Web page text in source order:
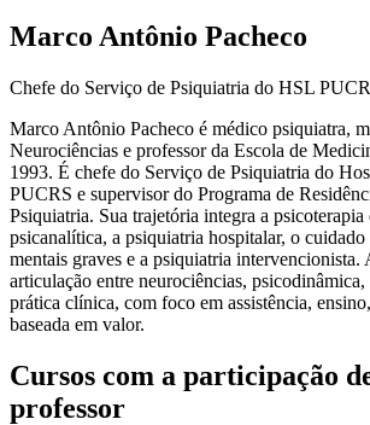
Marco Antônio Pacheco
Chefe do Serviço de Psiquiatria do HSL
Marco Antônio Pacheco é médico psiquiatra,
Neurociências e professor da Escola de
1993. É chefe do Serviço de Psiquiatria do
PUCRS e supervisor do Programa de
Psiquiatria. Sua trajetória integra a psicoterapia
psicanalítica, a psiquiatria hospitalar, o cuidado
mentais graves e a psiquiatria intervencionista.
articulação entre neurociências,
prática clínica, com foco em assistência,
baseada em valor.
Cursos com a participação
professor